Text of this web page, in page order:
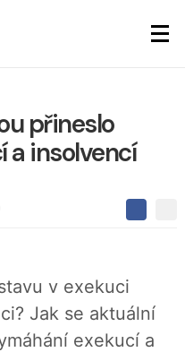
přineslo
a insolvencí
S
l
e
t
S
v exekuci
Jak se aktuální
exekucí a